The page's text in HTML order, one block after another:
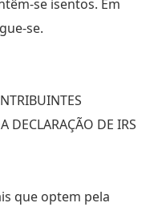
se isentos. Em
se.
DECLARAÇÃO DE IRS
que optem pela